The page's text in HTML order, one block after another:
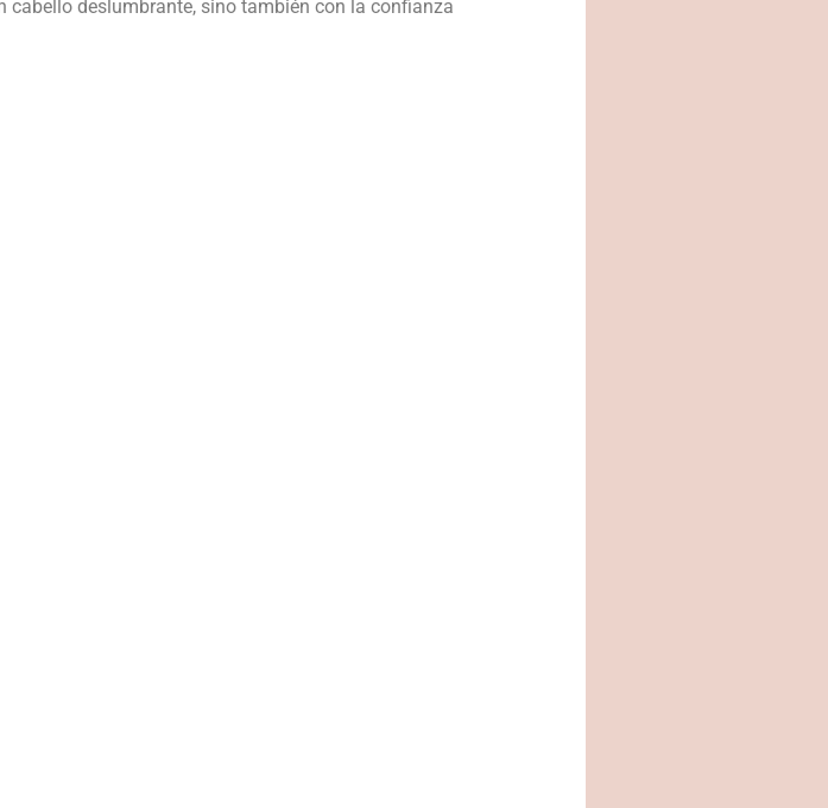
deslumbrante, sino también con la confianza